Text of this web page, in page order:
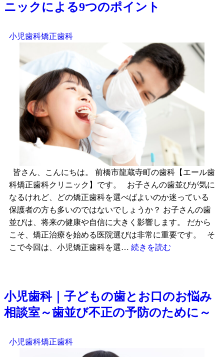
ニックによる9つのポイント
小児歯科矯正歯科
皆さん、こんにちは。 前橋市龍蔵寺町の歯科【エール歯
科矯正歯科クリニック】です。 お子さんの歯並びが気に
なるけれど、どの矯正歯科を選べばよいのか迷っている
保護者の方も多いのではないでしょうか？ お子さんの歯
並びは、将来の健康や自信に大きく影響します。 だから
こそ、矯正治療を始める医院選びは非常に重要です。 そ
こで今回は、小児矯正歯科を選… 続きを読む
小児歯科｜子どもの歯とお口のお悩み
相談室～歯並び不正の予防のために～
小児歯科矯正歯科